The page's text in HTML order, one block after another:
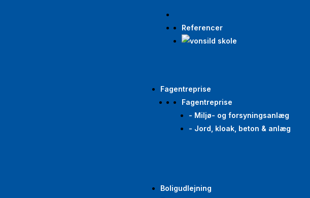
Referencer
Fagentreprise
Fagentreprise
- Miljø- og forsyningsanlæg
- Jord, kloak, beton & anlæg
Boligudlejning